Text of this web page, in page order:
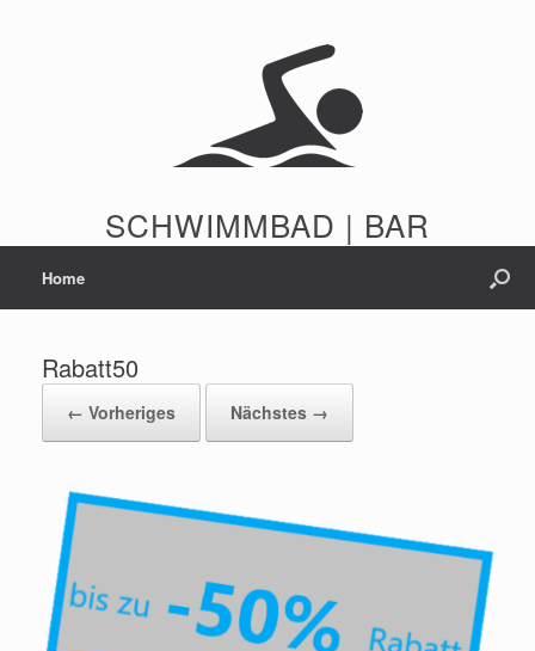
SCHWIMMBAD | BAR
Home
Rabatt50
← Vorheriges Nächstes →